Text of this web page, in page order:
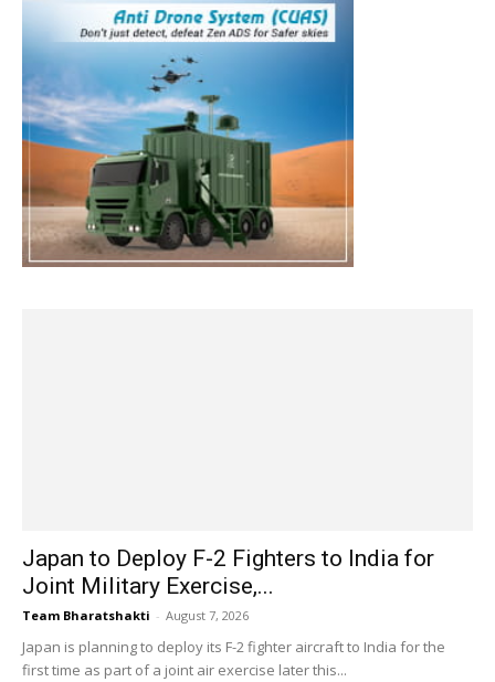
Japan to Deploy F-2 Fighters to India for
Joint Military Exercise,...
Team Bharatshakti - August 7, 2026
Japan is planning to deploy its F-2 fighter aircraft to India for the
first time as part of a joint air exercise later this...